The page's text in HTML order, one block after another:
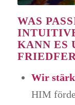
WAS
KANN ES
Wir
HIM